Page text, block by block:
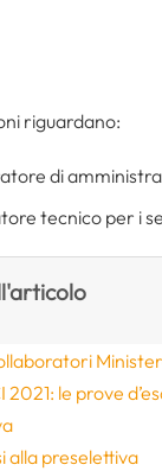
riguardano:
di
tecnico per i
le prove
alla preselettiva